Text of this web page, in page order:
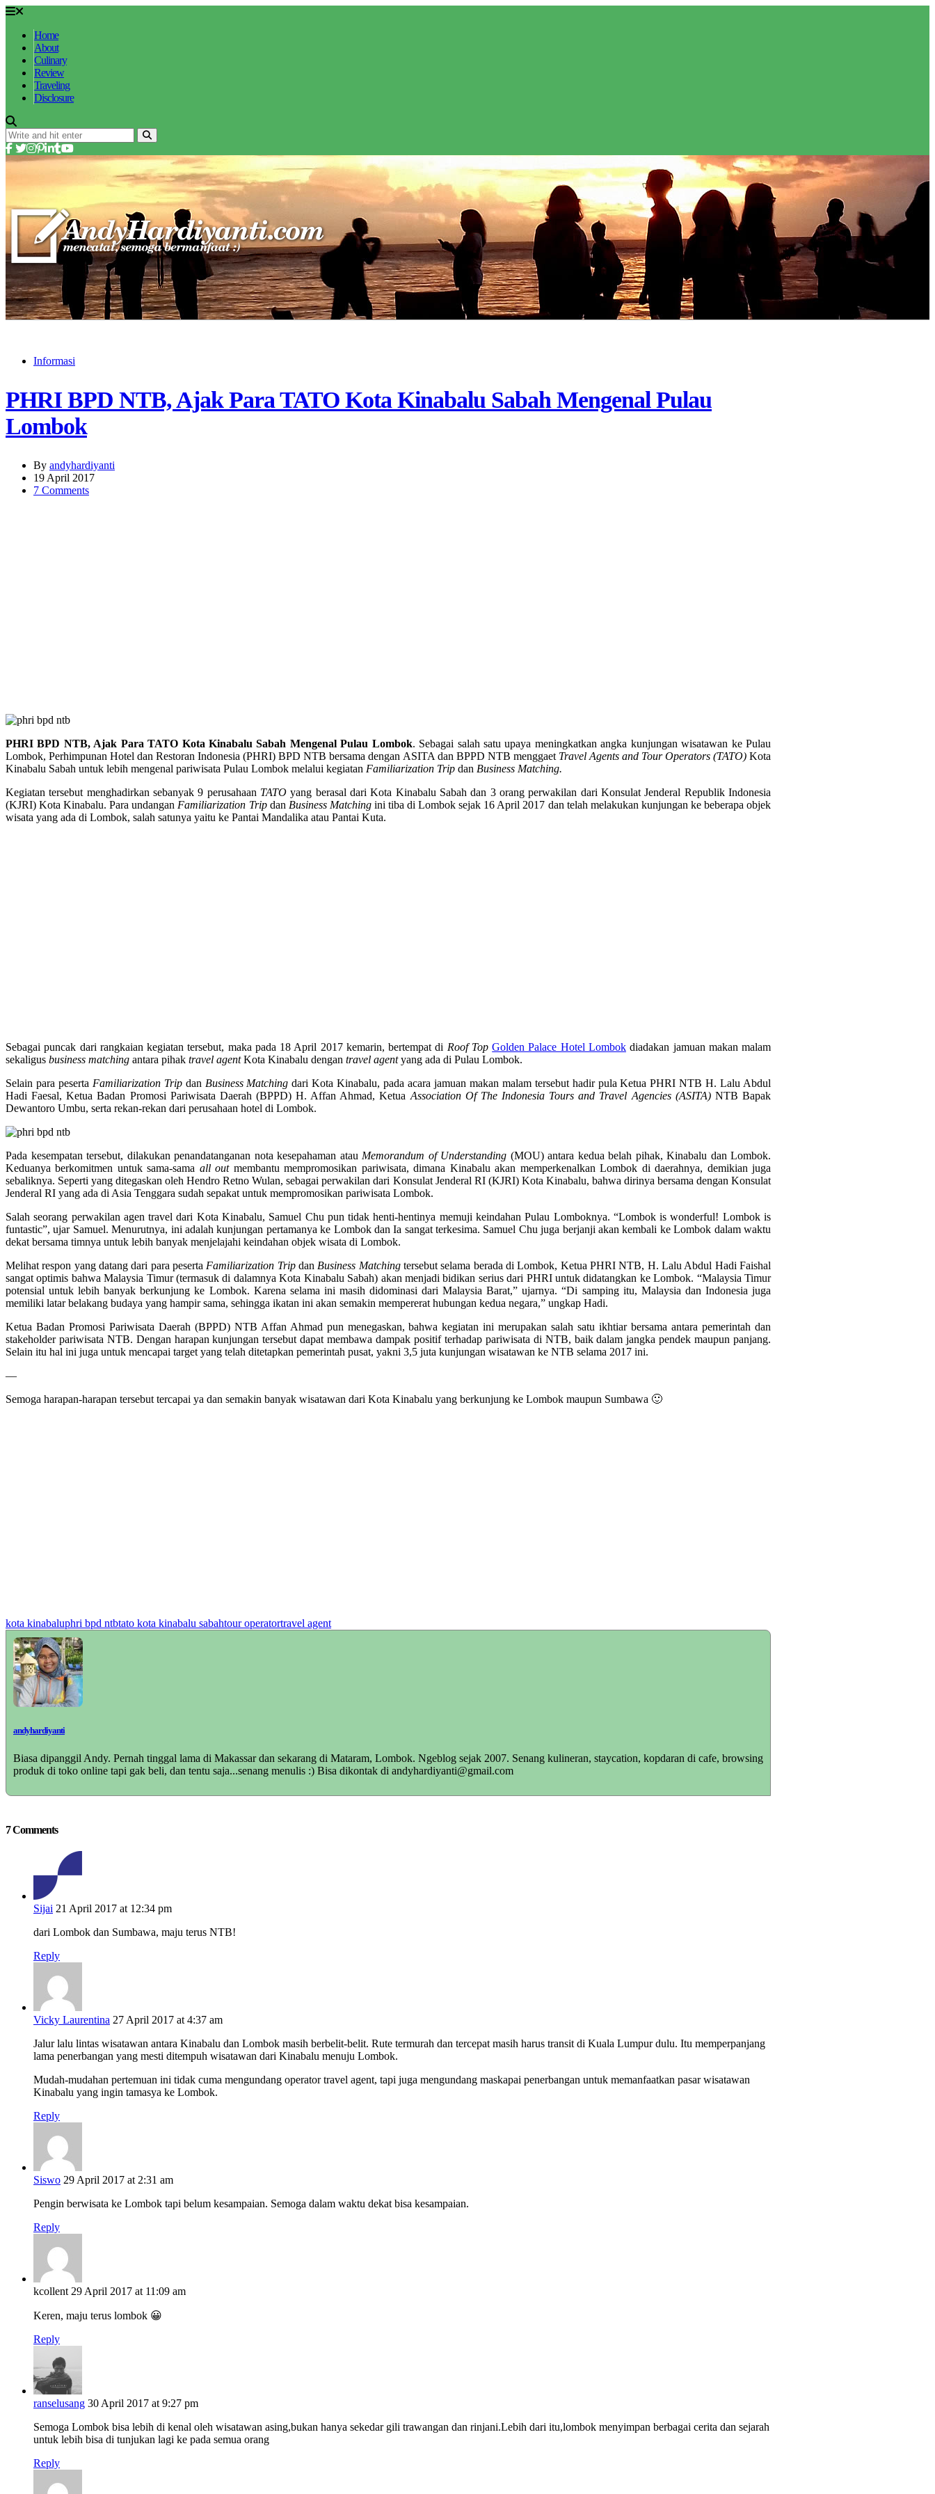
Home
About
Culinary
Review
Traveling
Disclosure
Informasi
PHRI BPD NTB, Ajak Para TATO Kota Kinabalu Sabah Mengenal Pulau
Lombok
By andyhardiyanti
19 April 2017
7 Comments
PHRI BPD NTB, Ajak Para TATO Kota Kinabalu Sabah Mengenal Pulau Lombok. Sebagai salah satu upaya meningkatkan angka kunjungan wisatawan ke Pulau
Lombok, Perhimpunan Hotel dan Restoran Indonesia (PHRI) BPD NTB bersama dengan ASITA dan BPPD NTB menggaet Travel Agents and Tour Operators (TATO)Kota
Kinabalu Sabah untuk lebih mengenal pariwisata Pulau Lombok melalui kegiatan Familiarization Trip dan Business Matching.
Kegiatan tersebut menghadirkan sebanyak 9 perusahaan TATOyang berasal dari Kota Kinabalu Sabah dan 3 orang perwakilan dari Konsulat Jenderal Republik Indonesia
(KJRI) Kota Kinabalu. Para undangan Familiarization Trip dan Business Matchingini tiba di Lombok sejak 16 April 2017 dan telah melakukan kunjungan ke beberapa objek
wisata yang ada di Lombok, salah satunya yaitu ke Pantai Mandalika atau Pantai Kuta.
Sebagai puncak dari rangkaian kegiatan tersebut, maka pada 18 April 2017 kemarin, bertempat di Roof TopGolden Palace Hotel Lombokdiadakan jamuan makan malam
sekaligus business matching antara pihak travel agentKota Kinabalu dengan travel agentyang ada di Pulau Lombok.
Selain para peserta Familiarization Trip dan Business Matching dari Kota Kinabalu, pada acara jamuan makan malam tersebut hadir pula Ketua PHRI NTB H. Lalu Abdul
Hadi Faesal, Ketua Badan Promosi Pariwisata Daerah (BPPD) H. Affan Ahmad, Ketua Association Of The Indonesia Tours and Travel Agencies (ASITA) NTB Bapak
Dewantoro Umbu, serta rekan-rekan dari perusahaan hotel di Lombok.
Pada kesempatan tersebut, dilakukan penandatanganan nota kesepahaman atau Memorandum of Understanding (MOU) antara kedua belah pihak, Kinabalu dan Lombok.
Keduanya berkomitmen untuk sama-sama all out membantu mempromosikan pariwisata, dimana Kinabalu akan memperkenalkan Lombok di daerahnya, demikian juga
sebaliknya. Seperti yang ditegaskan oleh Hendro Retno Wulan, sebagai perwakilan dari Konsulat Jenderal RI (KJRI) Kota Kinabalu, bahwa dirinya bersama dengan Konsulat
Jenderal RI yang ada di Asia Tenggara sudah sepakat untuk mempromosikan pariwisata Lombok.
Salah seorang perwakilan agen travel dari Kota Kinabalu, Samuel Chu pun tidak henti-hentinya memuji keindahan Pulau Lomboknya. “Lombok is wonderful! Lombok is
funtastic”, ujar Samuel. Menurutnya, ini adalah kunjungan pertamanya ke Lombok dan Ia sangat terkesima. Samuel Chu juga berjanji akan kembali ke Lombok dalam waktu
dekat bersama timnya untuk lebih banyak menjelajahi keindahan objek wisata di Lombok.
Melihat respon yang datang dari para peserta Familiarization Tripdan Business Matchingtersebut selama berada di Lombok, Ketua PHRI NTB, H. Lalu Abdul Hadi Faishal
sangat optimis bahwa Malaysia Timur (termasuk di dalamnya Kota Kinabalu Sabah) akan menjadi bidikan serius dari PHRI untuk didatangkan ke Lombok. “Malaysia Timur
potensial untuk lebih banyak berkunjung ke Lombok. Karena selama ini masih didominasi dari Malaysia Barat,” ujarnya. “Di samping itu, Malaysia dan Indonesia juga
memiliki latar belakang budaya yang hampir sama, sehingga ikatan ini akan semakin mempererat hubungan kedua negara,” ungkap Hadi.
Ketua Badan Promosi Pariwisata Daerah (BPPD) NTB Affan Ahmad pun menegaskan, bahwa kegiatan ini merupakan salah satu ikhtiar bersama antara pemerintah dan
stakeholder pariwisata NTB. Dengan harapan kunjungan tersebut dapat membawa dampak positif terhadap pariwisata di NTB, baik dalam jangka pendek maupun panjang.
Selain itu hal ini juga untuk mencapai target yang telah ditetapkan pemerintah pusat, yakni 3,5 juta kunjungan wisatawan ke NTB selama 2017 ini.
—
Semoga harapan-harapan tersebut tercapai ya dan semakin banyak wisatawan dari Kota Kinabalu yang berkunjung ke Lombok maupun Sumbawa 🙂
kota kinabaluphri bpd ntbtato kota kinabalu sabahtour operatortravel agent
andyhardiyanti
Biasa dipanggil Andy. Pernah tinggal lama di Makassar dan sekarang di Mataram, Lombok. Ngeblog sejak 2007. Senang kulineran, staycation, kopdaran di cafe, browsing
produk di toko online tapi gak beli, dan tentu saja...senang menulis :) Bisa dikontak di andyhardiyanti@gmail.com
7 Comments
Sijai 21 April 2017 at 12:34 pm
dari Lombok dan Sumbawa, maju terus NTB!
Reply
Vicky Laurentina 27 April 2017 at 4:37 am
Jalur lalu lintas wisatawan antara Kinabalu dan Lombok masih berbelit-belit. Rute termurah dan tercepat masih harus transit di Kuala Lumpur dulu. Itu memperpanjang
lama penerbangan yang mesti ditempuh wisatawan dari Kinabalu menuju Lombok.
Mudah-mudahan pertemuan ini tidak cuma mengundang operator travel agent, tapi juga mengundang maskapai penerbangan untuk memanfaatkan pasar wisatawan
Kinabalu yang ingin tamasya ke Lombok.
Reply
Siswo 29 April 2017 at 2:31 am
Pengin berwisata ke Lombok tapi belum kesampaian. Semoga dalam waktu dekat bisa kesampaian.
Reply
kcollent 29 April 2017 at 11:09 am
Keren, maju terus lombok 😀
Reply
ranselusang 30 April 2017 at 9:27 pm
Semoga Lombok bisa lebih di kenal oleh wisatawan asing,bukan hanya sekedar gili trawangan dan rinjani.Lebih dari itu,lombok menyimpan berbagai cerita dan sejarah
untuk lebih bisa di tunjukan lagi ke pada semua orang
Reply